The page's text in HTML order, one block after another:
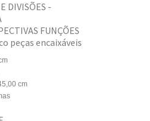
DIVISÕES -
FUNÇÕES
peças encaixáveis
cm